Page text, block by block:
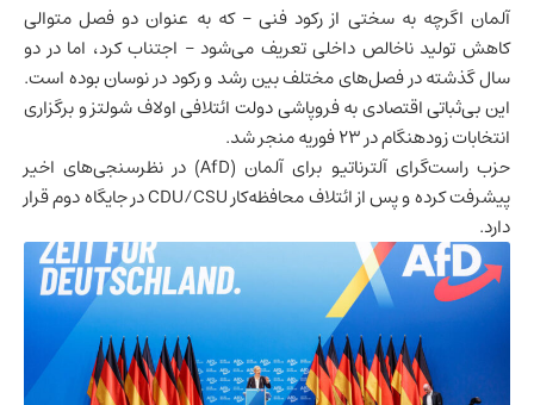
آلمان اگرچه به سختی از رکود فنی – که به عنوان دو فصل متوالی
کاهش تولید ناخالص داخلی تعریف می‌شود – اجتناب کرد، اما در دو
سال گذشته در فصل‌های مختلف بین رشد و رکود در نوسان بوده است.
این بی‌ثباتی اقتصادی به فروپاشی دولت ائتلافی اولاف شولتز و برگزاری
انتخابات زودهنگام در ۲۳ فوریه منجر شد.
حزب راست‌گرای آلترناتیو برای آلمان (AfD) در نظرسنجی‌های اخیر
پیشرفت کرده و پس از ائتلاف محافظه‌کار CDU/CSU در جایگاه دوم قرار
دارد.